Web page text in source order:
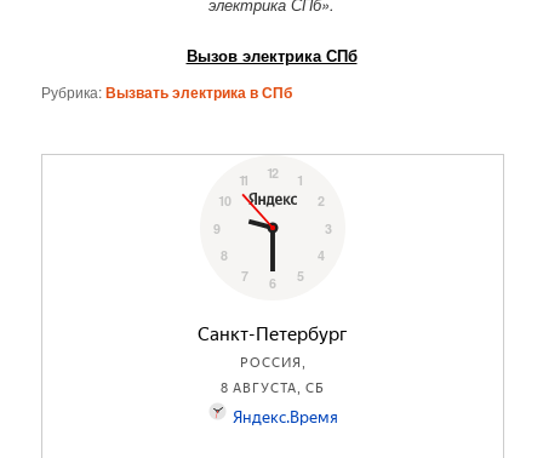
Вызов электрика СПб
Рубрика:Вызвать электрика в СПб